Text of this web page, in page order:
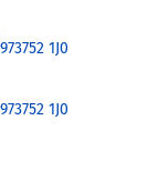
1J0
1J0